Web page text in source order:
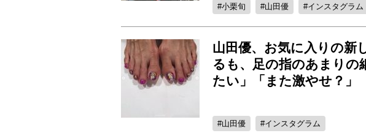
小栗旬 山田優 インスタグラム
山田優、お気に入りの新
るも、足の指のあまりの
たい」「また激やせ？」
山田優 インスタグラム